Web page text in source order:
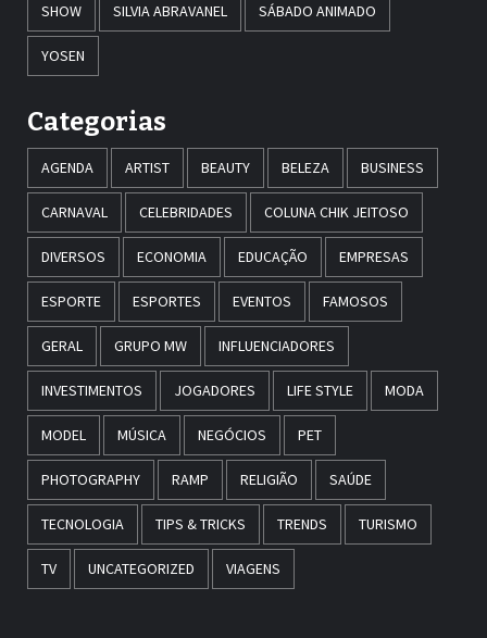
SHOW SILVIA ABRAVANEL SÁBADO ANIMADO
YOSEN
Categorias
AGENDA ARTIST BEAUTY BELEZA BUSINESS
CARNAVAL CELEBRIDADES COLUNA CHIK JEITOSO
DIVERSOS ECONOMIA EDUCAÇÃO EMPRESAS
ESPORTE ESPORTES EVENTOS FAMOSOS
GERAL GRUPO MW INFLUENCIADORES
INVESTIMENTOS JOGADORES LIFE STYLE MODA
MODEL MÚSICA NEGÓCIOS PET
PHOTOGRAPHY RAMP RELIGIÃO SAÚDE
TECNOLOGIA TIPS & TRICKS TRENDS TURISMO
TV UNCATEGORIZED VIAGENS